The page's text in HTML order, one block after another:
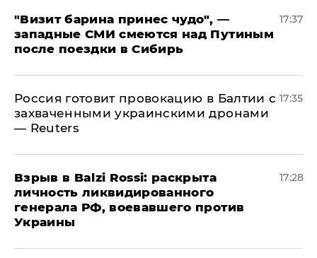
"Визит барина принес чудо", —
западные СМИ смеются над Путиным
после поездки в Сибирь
17:37
​Россия готовит провокацию в Балтии с
захваченными украинскими дронами
— Reuters
17:35
​Взрыв в Balzi Rossi: раскрыта
личность ликвидированного
генерала РФ, воевавшего против
Украины
17:28